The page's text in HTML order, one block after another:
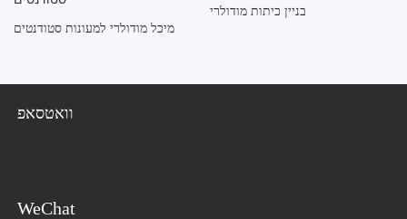
מיכל מודולרי למעונות סטודנטים
בניין כיתות מודולרי
וואטסאפ
WeChat